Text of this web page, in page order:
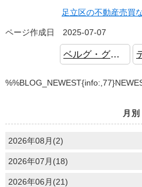
足立区の不動産売買
ページ作成日 2025-07-07
ベルグ・グランデ五反野 中古マンション 眺望良好 角部屋
月別
2026年08月(2)
2026年07月(18)
2026年06月(21)